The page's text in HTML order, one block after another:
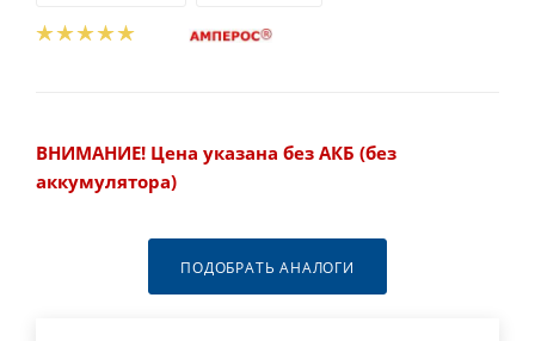
ВНИМАНИЕ! Цена указана без АКБ (без
аккумулятора)
ПОДОБРАТЬ АНАЛОГИ